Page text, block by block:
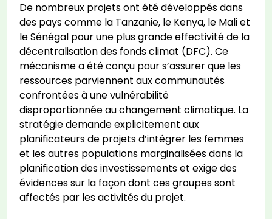
De nombreux projets ont été développés dans
des pays comme la Tanzanie, le Kenya, le Mali et
le Sénégal pour une plus grande effectivité de la
décentralisation des fonds climat (DFC). Ce
mécanisme a été conçu pour s’assurer que les
ressources parviennent aux communautés
confrontées à une vulnérabilité
disproportionnée au changement climatique. La
stratégie demande explicitement aux
planificateurs de projets d’intégrer les femmes
et les autres populations marginalisées dans la
planification des investissements et exige des
évidences sur la façon dont ces groupes sont
affectés par les activités du projet.